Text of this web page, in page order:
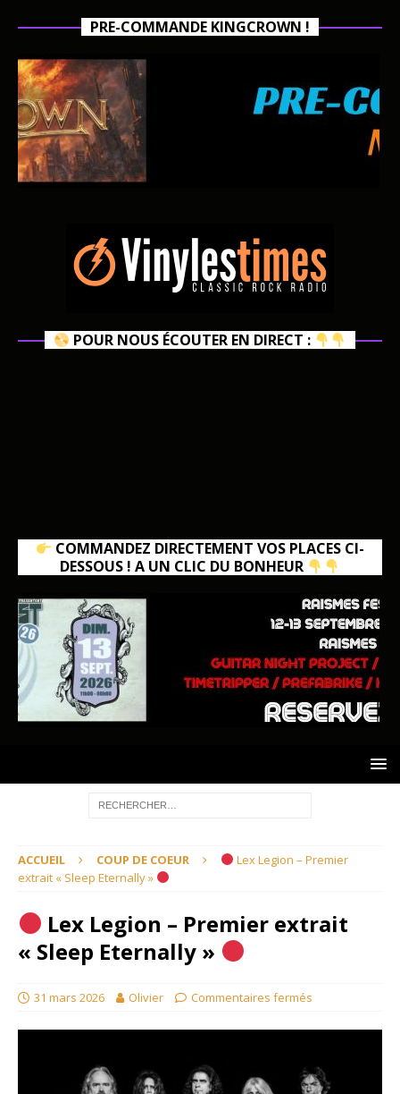
PRE-COMMANDE KINGCROWN !
POUR NOUS ÉCOUTER EN DIRECT :
COMMANDEZ DIRECTEMENT VOS PLACES CI-
DESSOUS ! A UN CLIC DU BONHEUR
ACCUEIL COUP DE COEUR
Lex Legion – Premier
extrait « Sleep Eternally »
Lex Legion – Premier extrait
« Sleep Eternally »
31 mars 2026 Olivier Commentaires fermés